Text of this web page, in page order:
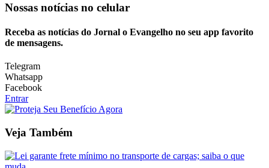
Nossas notícias no celular
Receba as notícias do Jornal o Evangelho no seu app favorito
de mensagens.
Telegram
Whatsapp
Facebook
Entrar
Veja Também